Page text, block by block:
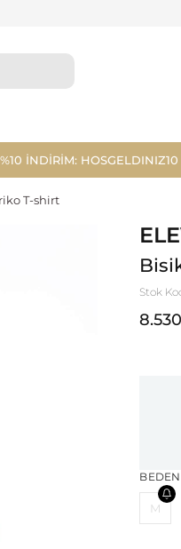
İNDİRİM: HOSGELDINIZ10
T-shirt
Stok
BEDEN
M